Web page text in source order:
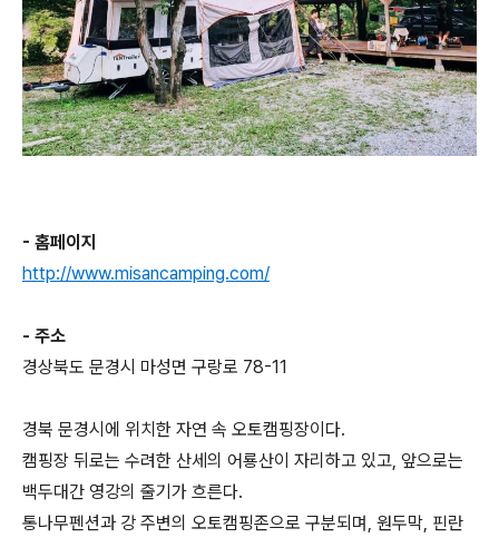
- 홈페이지
http://www.misancamping.com/
- 주소
경상북도 문경시 마성면 구랑로 78-11
경북 문경시에 위치한 자연 속 오토캠핑장이다.
캠핑장 뒤로는 수려한 산세의 어룡산이 자리하고 있고, 앞으로는
백두대간 영강의 줄기가 흐른다.
통나무펜션과 강 주변의 오토캠핑존으로 구분되며, 원두막, 핀란